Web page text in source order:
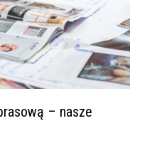
– nasze